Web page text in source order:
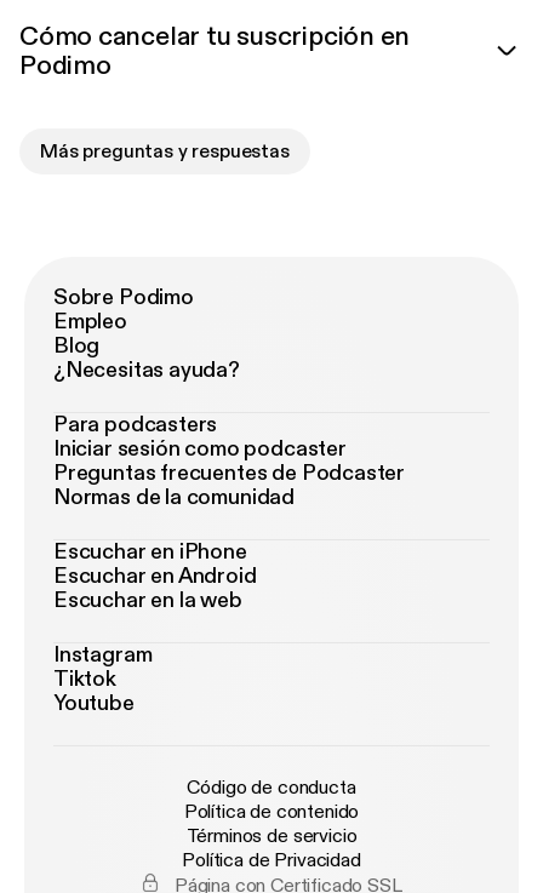
Cómo cancelar tu suscripción en
Podimo
Más preguntas y respuestas
Sobre Podimo
Empleo
Blog
¿Necesitas ayuda?
Para podcasters
Iniciar sesión como podcaster
Preguntas frecuentes de Podcaster
Normas de la comunidad
Escuchar en iPhone
Escuchar en Android
Escuchar en la web
Instagram
Tiktok
Youtube
Código de conducta
Política de contenido
Términos de servicio
Política de Privacidad
Página con Certificado SSL